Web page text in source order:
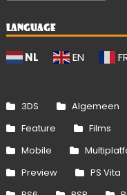
LANGUAGE
NL EN
3DS Algemeen
Feature
Films
Mobile
Preview
PS Vita